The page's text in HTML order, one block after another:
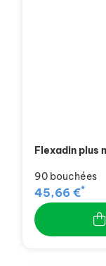
Flexadin plus
90 bouchées
45,66 €*